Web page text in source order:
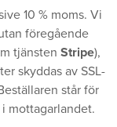
10 % moms. Vi
föregående
tjänsten Stripe),
skyddas av SSL-
står för
mottagarlandet.